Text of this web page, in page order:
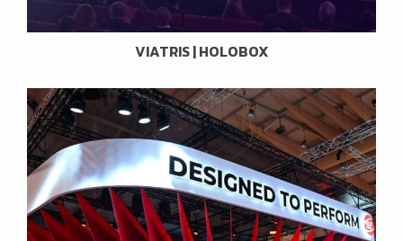
VIATRIS | HOLOBOX